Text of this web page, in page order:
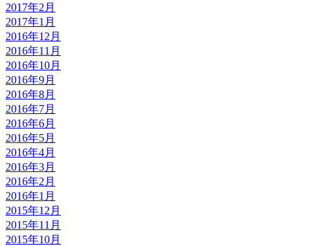
2017年2月
2017年1月
2016年12月
2016年11月
2016年10月
2016年9月
2016年8月
2016年7月
2016年6月
2016年5月
2016年4月
2016年3月
2016年2月
2016年1月
2015年12月
2015年11月
2015年10月